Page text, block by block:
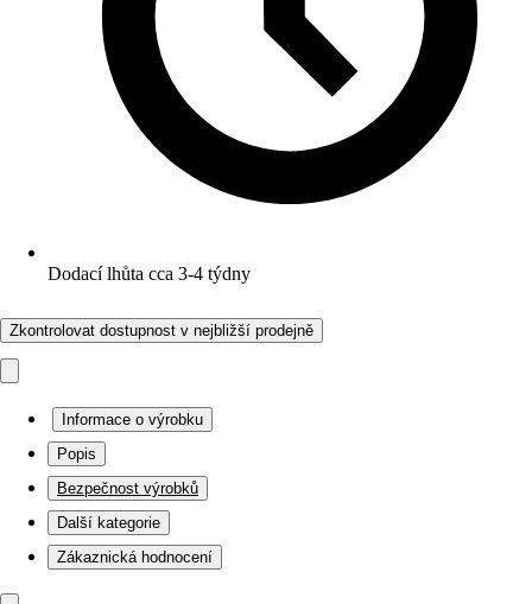
Dodací lhůta cca 3-4 týdny
Zkontrolovat dostupnost v nejbližší prodejně
Informace o výrobku
Popis
Bezpečnost výrobků
Další kategorie
Zákaznická hodnocení